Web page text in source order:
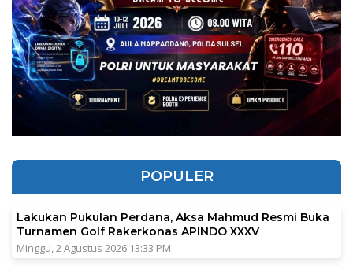
POPULER
Lakukan Pukulan Perdana, Aksa Mahmud Resmi Buka
Turnamen Golf Rakerkonas APINDO XXXV
Minggu, 2 Agustus 2026 13:33 PM